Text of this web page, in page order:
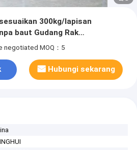
300kg/lapisan
baut Gudang Rak
negotiated MOQ：5
Hubungi sekarang